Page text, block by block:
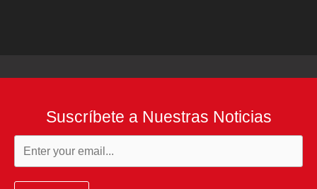
Suscríbete a Nuestras Noticias